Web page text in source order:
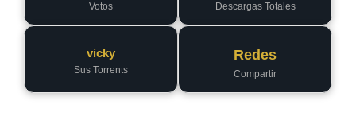
Votos Descargas Totales
vicky
Sus Torrents
Redes
Compartir